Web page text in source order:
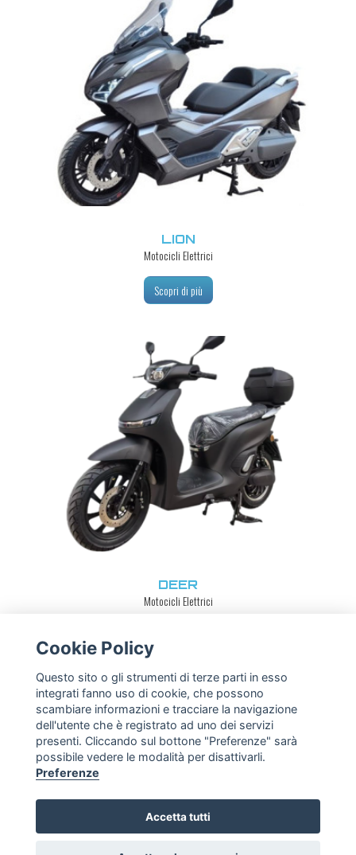
LION
Motocicli Elettrici
Scopri di più
DEER
Motocicli Elettrici
Via Giulio Cesare, 27, 47838 Riccione RN
Tel+39.0541.082420|info@cjrmotoreco.com
P.IVA 04356030405 - Capitale Sociale: € 100.000,00 i.v.
Cookie Policy
Cookie Policy
Questo sito o gli strumenti di terze parti in esso
integrati fanno uso di cookie, che possono
scambiare informazioni e tracciare la navigazione
dell'utente che è registrato ad uno dei servizi
presenti. Cliccando sul bottone "Preferenze" sarà
possibile vedere le modalità per disattivarli.
Preferenze
Accetta tutti